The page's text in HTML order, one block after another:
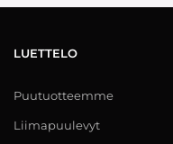
LUETTELO
Puutuotteemme
Liimapuulevyt